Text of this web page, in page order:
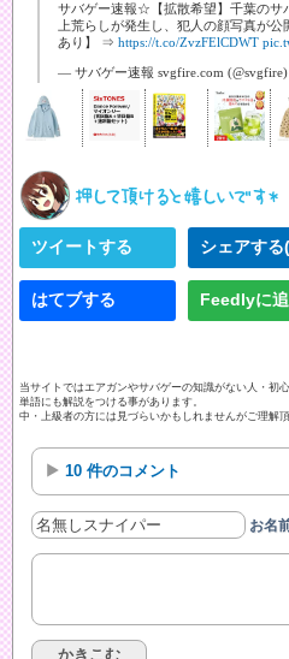
サバゲー速報☆【拡散希望】千葉のサ
上荒らしが発生し、犯人の顔写真が
あり】 ⇒ https://t.co/ZvzFElCDWT
— サバゲー速報 svgfire.com (@svgfire)
ツイートする シェアす
はてブする Feedlyに
当サイトではエアガンやサバゲーの知識がない人・初
単語にも解説をつける事があります。
中・上級者の方には見づらいかもしれませんがご理解
10 件のコメント
お名